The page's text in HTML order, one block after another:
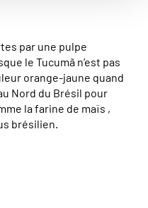
par une pulpe
le Tucumã n’est pas
orange-jaune quand
Nord du Brésil pour
la farine de maïs ,
brésilien.